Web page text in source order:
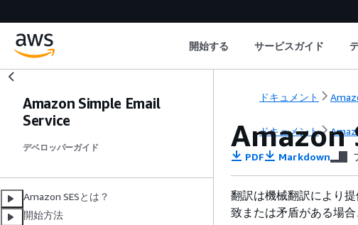
開始する サービスガイド
Amazon Simple Email
Service
デベロッパーガイド
Amazon SESとは？
開始方法
ドキュメント
ドキュメント
Amazon
PDF Markdown
翻訳は機械翻訳により
致または矛盾がある場合